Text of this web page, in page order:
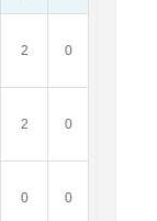
2 0
2 0
0 0